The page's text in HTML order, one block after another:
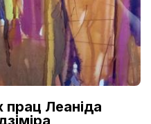
прац Леаніда